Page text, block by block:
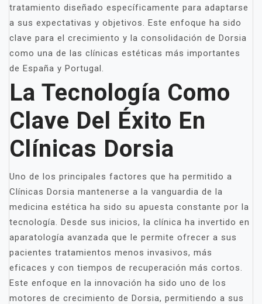
tratamiento diseñado específicamente para adaptarse
a sus expectativas y objetivos. Este enfoque ha sido
clave para el crecimiento y la consolidación de Dorsia
como una de las clínicas estéticas más importantes
de España y Portugal.
La Tecnología Como
Clave Del Éxito En
Clínicas Dorsia
Uno de los principales factores que ha permitido a
Clínicas Dorsia mantenerse a la vanguardia de la
medicina estética ha sido su apuesta constante por la
tecnología. Desde sus inicios, la clínica ha invertido en
aparatología avanzada que le permite ofrecer a sus
pacientes tratamientos menos invasivos, más
eficaces y con tiempos de recuperación más cortos.
Este enfoque en la innovación ha sido uno de los
motores de crecimiento de Dorsia, permitiendo a sus